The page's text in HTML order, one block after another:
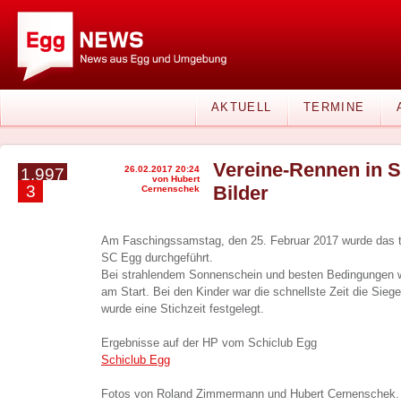
AKTUELL TERMINE
1.997
3
26.02.2017 20:24
von Hubert
Cernenschek
Vereine-Rennen in
Bilder
Am Faschingssamstag, den 25. Februar 2017 wurde das
SC Egg durchgeführt.
Bei strahlendem Sonnenschein und besten Bedingungen
am Start. Bei den Kinder war die schnellste Zeit die
wurde eine Stichzeit festgelegt.
Ergebnisse auf der HP vom Schiclub Egg
Schiclub Egg
Fotos von Roland Zimmermann und Hubert Cernenschek.